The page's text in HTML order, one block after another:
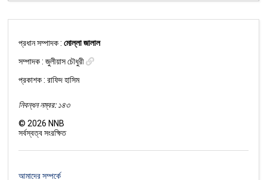
প্রধান সম্পাদক :মোল্লা জালাল
সম্পাদক :জুলীয়াস চৌধুরী
প্রকাশক : রাফিদ হাসিম
নিবন্ধন নম্বর: ১৪৩
©2026 NNB
সর্বস্বত্ব সংরক্ষিত
আমাদের সম্পর্কে